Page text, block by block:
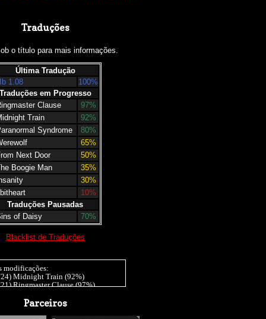
Traduções
o título para mais informações.
Última Tradução
Ib 1.08
100%
Traduções em Progresso
Clause
97%
Train
92%
Syndrome
80%
65%
Next Door
50%
Boogie Man
35%
30%
10%
Traduções Pausadas
of Daisy
70%
Blacklist de Traduções
modificações:
Midnight Train (92%)
Ringmaster Clause (97%)
20) Insanity (15%), Ib 1.07 (10%)
Parceiros